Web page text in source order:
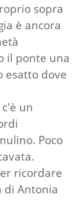
sopra
è ancora
il ponte una
esatto dove
un
Poco
ricordare
di Antonia